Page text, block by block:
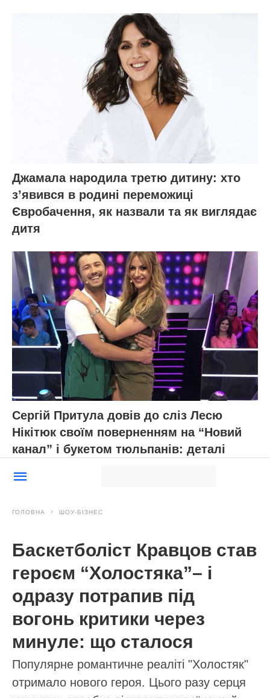
Джамала народила третю дитину: хто
зʼявився в родині переможиці
Євробачення, як назвали та як виглядає
дитя
Сергій Притула довів до сліз Лесю
Нікітюк своїм поверненням на “Новий
канал” і букетом тюльпанів: деталі